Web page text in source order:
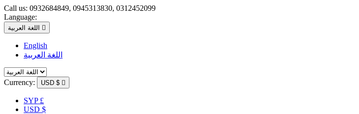
Call us: 0932684849, 0945313830, 0312452099
Language:
اللغة العربية 
English
اللغة العربية
Currency: USD $ 
SYP £
USD $